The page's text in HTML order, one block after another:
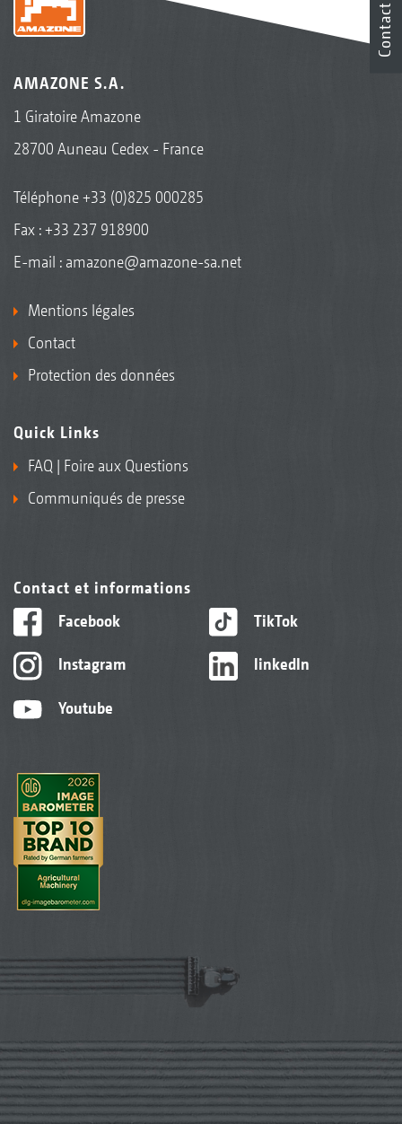
AMAZONE S.A.
1 Giratoire Amazone
28700 Auneau Cedex - France
Téléphone+33 (0)825 000285
Fax : +33 237 918900
E-mail : amazone@amazone-sa.net
Mentions légales
Contact
Protection des données
Quick Links
FAQ | Foire aux Questions
Communiqués de presse
Contact et informations
Facebook
Instagram
Youtube
TikTok
linkedIn
Contact